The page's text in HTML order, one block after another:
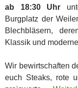
ab 18:30 Uhr
Burgplatz der
Blechbläsern,
Klassik und
Wir bewirtschaften
euch Steaks, rote